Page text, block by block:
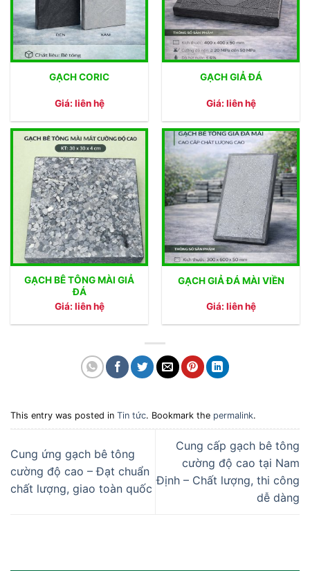
GẠCH CORIC
Giá: liên hệ
GẠCH GIẢ ĐÁ
Giá: liên hệ
GẠCH BÊ TÔNG MÀI GIẢ
ĐÁ
Giá: liên hệ
GẠCH GIẢ ĐÁ MÀI VIỀN
Giá: liên hệ
This entry was posted in Tin tức. Bookmark the permalink.
Cung ứng gạch bê tông
cường độ cao – Đạt chuẩn
chất lượng, giao toàn quốc
Cung cấp gạch bê tông
cường độ cao tại Nam
Định – Chất lượng, thi công
dễ dàng